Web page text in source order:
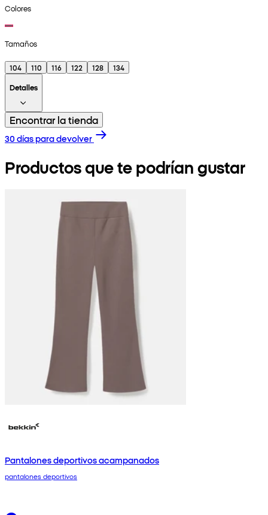
Colores
Tamaños
104 110 116 122 128
134
Detalles
Encontrar la tienda
30 días para devolver
Productos que te podrían gustar
Pantalones deportivos acampanados
pantalones deportivos